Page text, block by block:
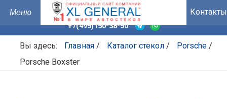
Контакты
+7(495)150-38-50
Вы здесь: Главная / Каталог стекол / Porsche /
Porsche Boxster